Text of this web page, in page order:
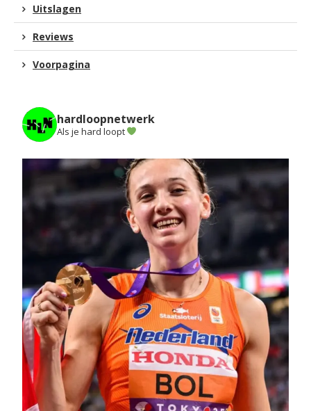
Uitslagen
Reviews
Voorpagina
hardloopnetwerk
Als je hard loopt